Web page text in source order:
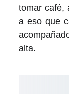
tomar café,
a eso que
alta.